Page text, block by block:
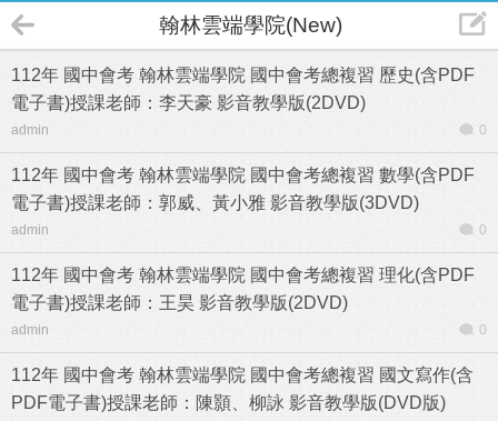
翰林雲端學院(New)
112年 國中會考 翰林雲端學院 國中會考總複習 歷史(含PDF
電子書)授課老師：李天豪 影音教學版(2DVD)
admin 0
112年 國中會考 翰林雲端學院 國中會考總複習 數學(含PDF
電子書)授課老師：郭威、黃小雅 影音教學版(3DVD)
admin 0
112年 國中會考 翰林雲端學院 國中會考總複習 理化(含PDF
電子書)授課老師：王昊 影音教學版(2DVD)
admin 0
112年 國中會考 翰林雲端學院 國中會考總複習 國文寫作(含
PDF電子書)授課老師：陳顥、柳詠 影音教學版(DVD版)